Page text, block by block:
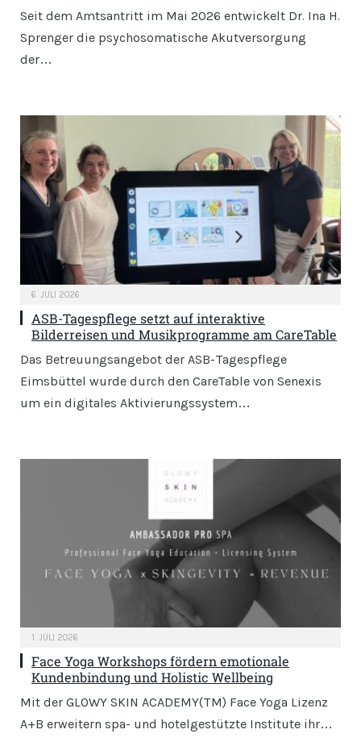
Seit dem Amtsantritt im Mai 2026 entwickelt Dr. Ina H.
Sprenger die psychosomatische Akutversorgung
der…
6. JULI 2026
ASB-Tagespflege setzt auf interaktive
Bilderreisen und Musikprogramme am CareTable
Das Betreuungsangebot der ASB-Tagespflege
Eimsbüttel wurde durch den CareTable von Senexis
um ein digitales Aktivierungssystem…
1. JULI 2026
Face Yoga Workshops fördern emotionale
Kundenbindung und Holistic Wellbeing
Mit der GLOWY SKIN ACADEMY(TM) Face Yoga Lizenz
A+B erweitern spa- und hotelgestützte Institute ihr…